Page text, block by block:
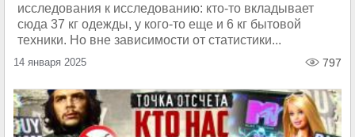
исследования к исследованию: кто-то вкладывает
сюда 37 кг одежды, у кого-то еще и 6 кг бытовой
техники. Но вне зависимости от статистики...
14 января 2025 797